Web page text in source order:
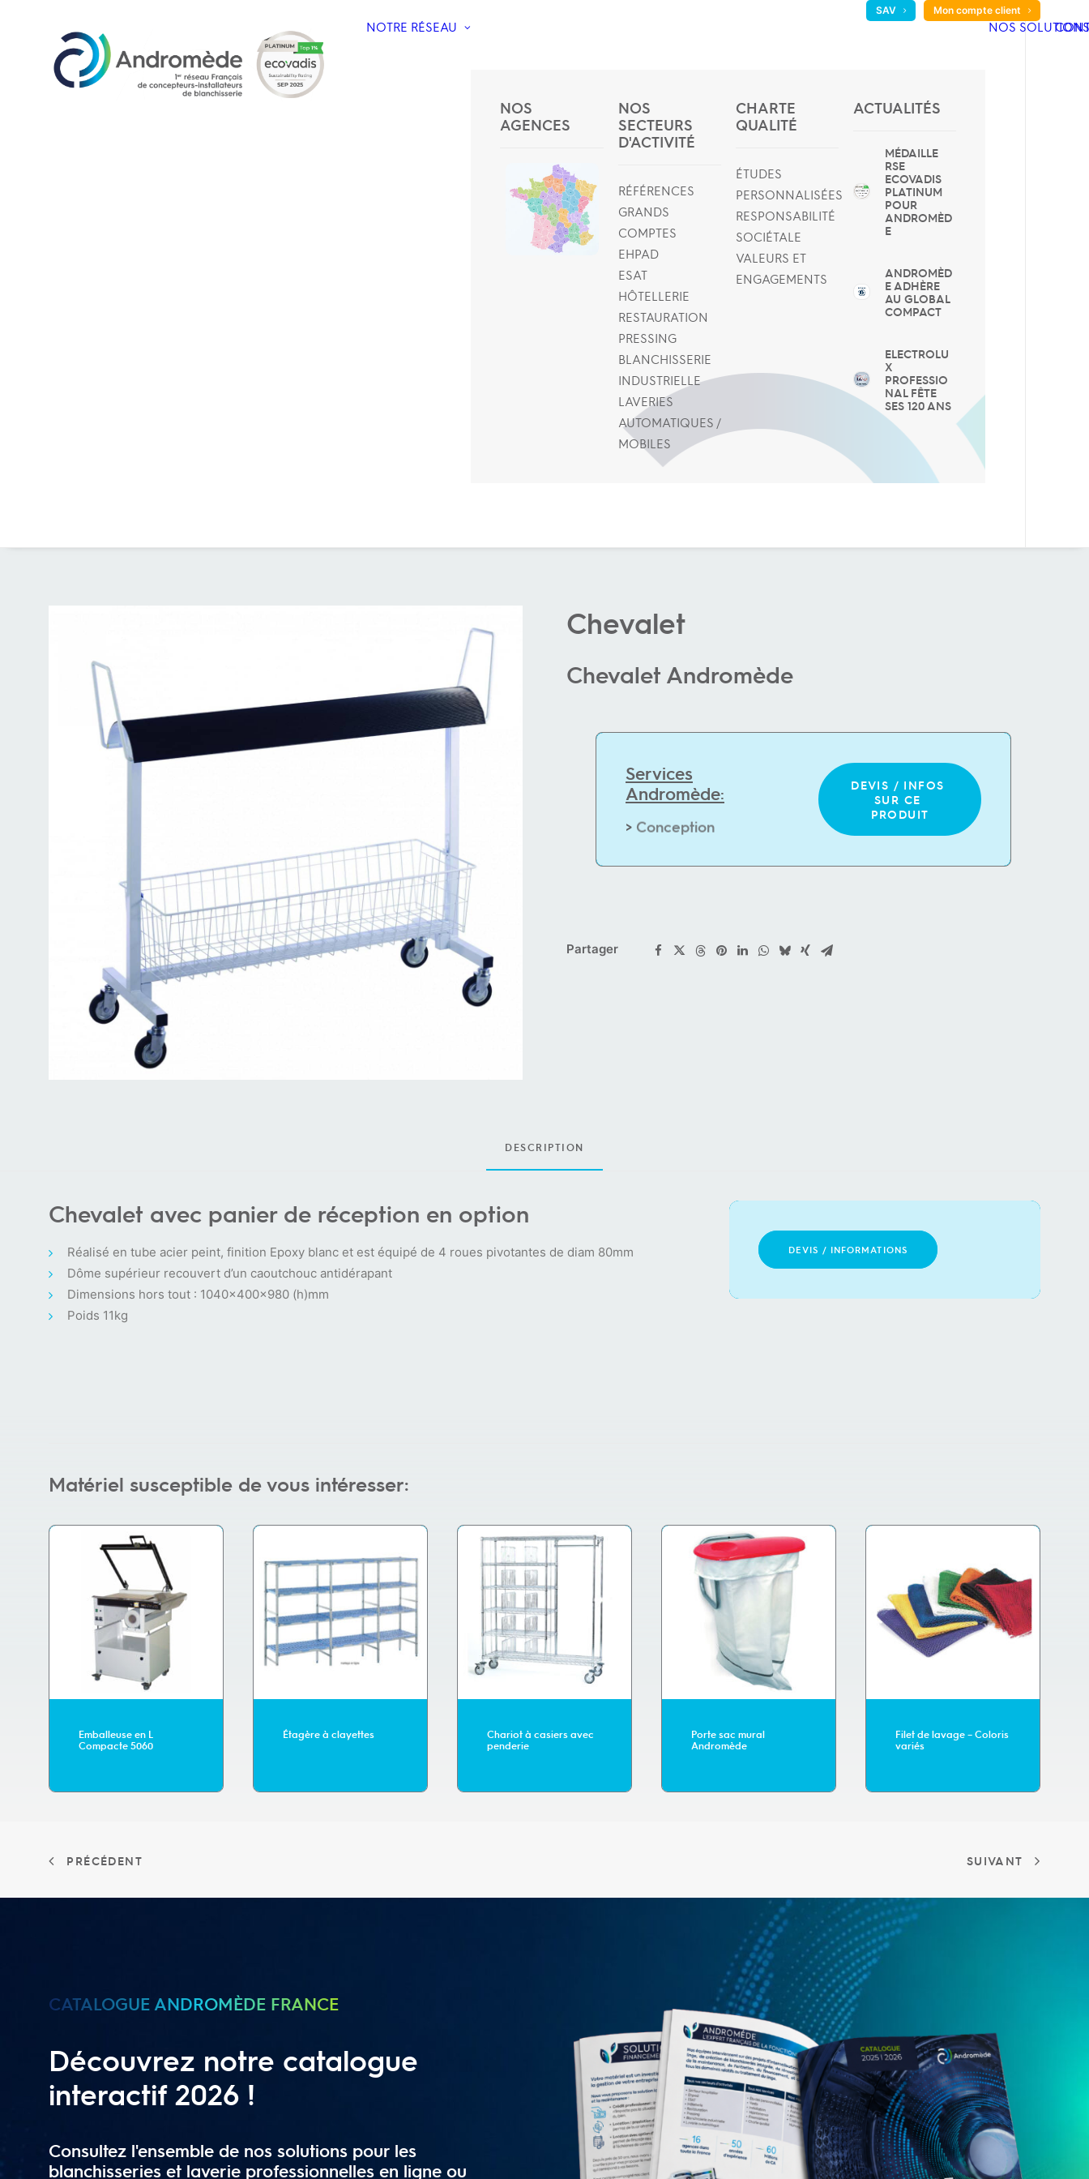
SAV Mon compte client
NOTRE RÉSEAU
NOS
AGENCES
NOS
SECTEURS
D'ACTIVITÉ
RÉFÉRENCES
GRANDS
COMPTES
EHPAD
ESAT
HÔTELLERIE
RESTAURATION
PRESSING
BLANCHISSERIE
INDUSTRIELLE
LAVERIES
AUTOMATIQUES /
MOBILES
CHARTE
QUALITÉ
ÉTUDES
PERSONNALISÉES
RESPONSABILITÉ
SOCIÉTALE
VALEURS ET
ENGAGEMENTS
ACTUALITÉS
MÉDAILLE
RSE
ECOVADIS
PLATINUM
POUR
ANDROMÈD
E
ANDROMÈD
E ADHÈRE
AU GLOBAL
COMPACT
ELECTROLU
X
PROFESSIO
NAL FÊTE
SES 120 ANS
NOS SOLUTIONS
Chevalet
Chevalet Andromède
Services
Andromède:
> Conception
DEVIS / INFOS
SUR CE
PRODUIT
Partager
DESCRIPTION
Chevalet avec panier de réception en option
Réalisé en tube acier peint, finition Epoxy blanc et est équipé de 4 roues pivotantes de diam 80mm
Dôme supérieur recouvert d’un caoutchouc antidérapant
Dimensions hors tout : 1040x400x980 (h)mm
Poids 11kg
DEVIS / INFORMATIONS
Matériel susceptible de vous intéresser:
Emballeuse en L
Compacte 5060
Étagère à clayettes
Chariot à casiers avec
penderie
Porte sac mural
Andromède
Filet de lavage – Coloris
variés
PRÉCÉDENT SUIVANT
CATALOGUE ANDROMÈDE FRANCE
Découvrez notre catalogue
interactif 2026 !
Consultez l'ensemble de nos solutions pour les
blanchisseries et laverie professionnelles en ligne ou